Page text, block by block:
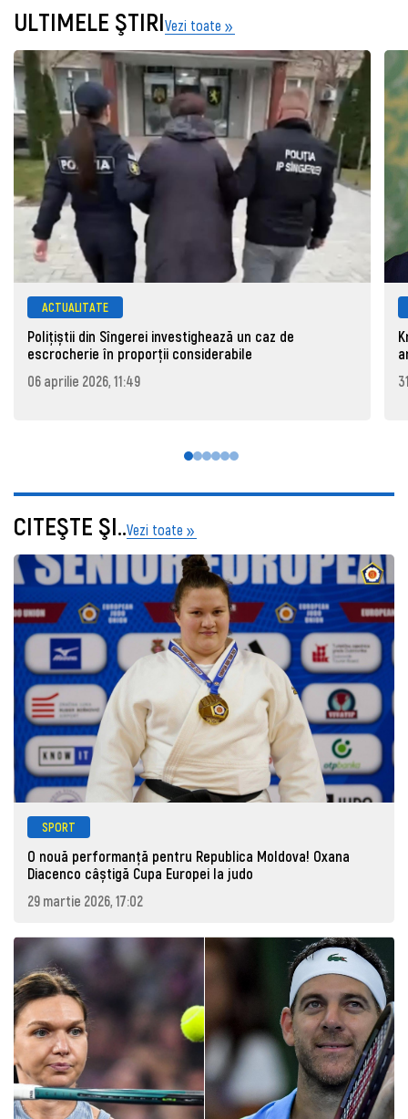
ULTIMELE ŞTIRIVezi toate
ACTUALITATE
Polițiștii din Sîngerei investighează un caz de
escrocherie în proporții considerabile
06 aprilie 2026, 11:49
CITEŞTE ŞI..Vezi toate
SPORT
O nouă performanță pentru Republica Moldova! Oxana
Diacenco câștigă Cupa Europei la judo
29 martie 2026, 17:02